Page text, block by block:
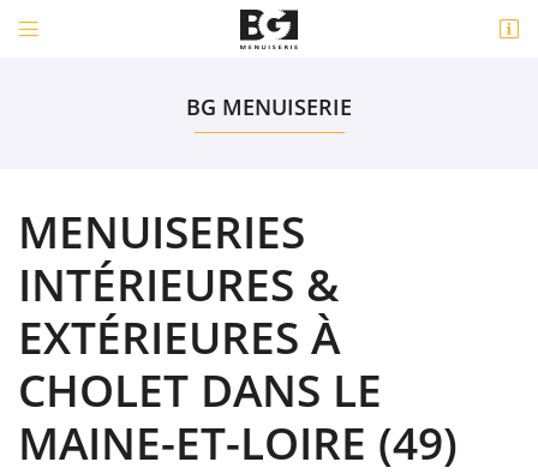
 
 Code Captcha
BG MENUISERIE
MENUISERIES
INTÉRIEURES &
EXTÉRIEURES À
CHOLET DANS LE
MAINE-ET-LOIRE (49)